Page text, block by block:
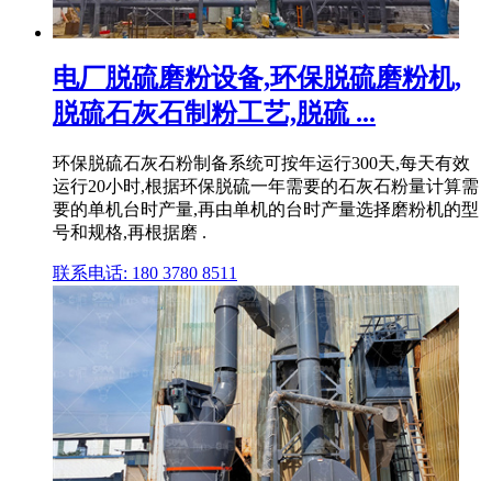
电厂脱硫磨粉设备,环保脱硫磨粉机,
脱硫石灰石制粉工艺,脱硫 ...
环保脱硫石灰石粉制备系统可按年运行300天,每天有效
运行20小时,根据环保脱硫一年需要的石灰石粉量计算需
要的单机台时产量,再由单机的台时产量选择磨粉机的型
号和规格,再根据磨 .
联系电话: 180 3780 8511